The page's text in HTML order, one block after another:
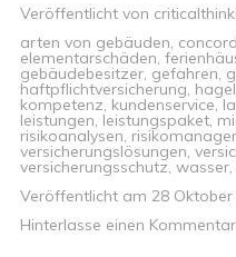
Veröffentlicht von
arten von gebäuden,
elementarschäden,
gebäudebesitzer, gefahren,
haftpflichtversicherung, hagel
kompetenz, kundenservice,
leistungen, leistungspaket,
risikoanalysen,
versicherungslösungen,
versicherungsschutz, wasser,
Veröffentlicht am 28 Oktober
Hinterlasse einen Kommentar